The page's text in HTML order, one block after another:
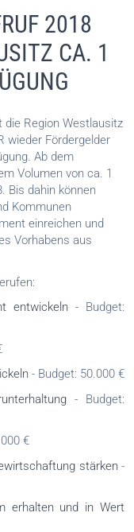
2018
CA. 1
Region Westlausitz
wieder Fördergelder
Ab dem
Volumen von ca. 1
Bis dahin können
Kommunen
einreichen und
Vorhabens aus
entwickeln - Budget:
- Budget: 50.000 €
- Budget:
€
stärken -
erhalten und in Wert